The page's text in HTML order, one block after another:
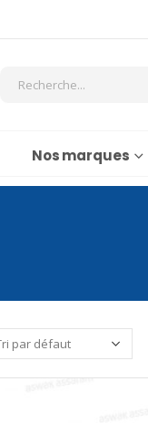
Nos marques